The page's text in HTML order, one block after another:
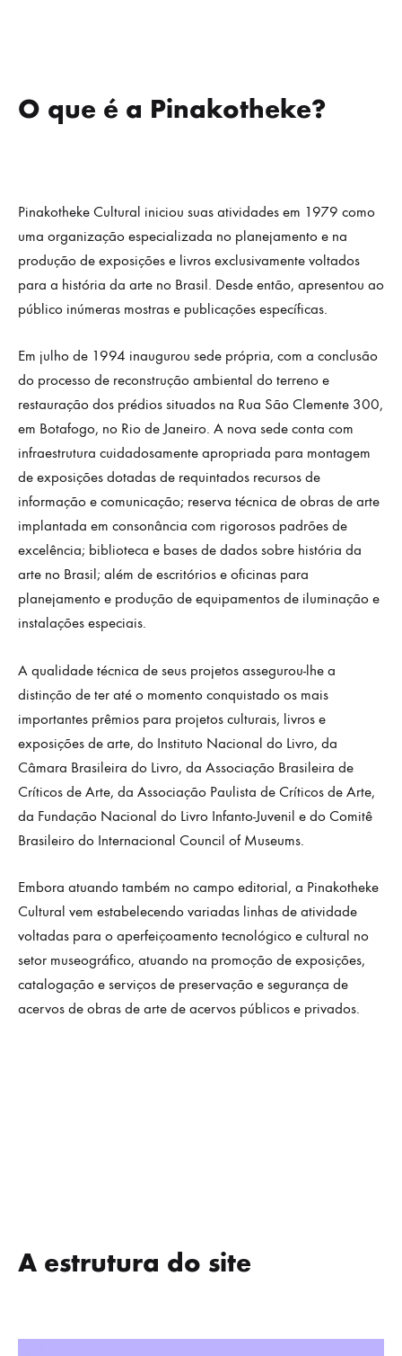
O que é a Pinakotheke?
Pinakotheke Cultural iniciou suas atividades em 1979 como
uma organização especializada no planejamento e na
produção de exposições e livros exclusivamente voltados
para a história da arte no Brasil. Desde então, apresentou ao
público inúmeras mostras e publicações específicas.
Em julho de 1994 inaugurou sede própria, com a conclusão
do processo de reconstrução ambiental do terreno e
restauração dos prédios situados na Rua São Clemente 300,
em Botafogo, no Rio de Janeiro. A nova sede conta com
infraestrutura cuidadosamente apropriada para montagem
de exposições dotadas de requintados recursos de
informação e comunicação; reserva técnica de obras de arte
implantada em consonância com rigorosos padrões de
excelência; biblioteca e bases de dados sobre história da
arte no Brasil; além de escritórios e oficinas para
planejamento e produção de equipamentos de iluminação e
instalações especiais.
A qualidade técnica de seus projetos assegurou-lhe a
distinção de ter até o momento conquistado os mais
importantes prêmios para projetos culturais, livros e
exposições de arte, do Instituto Nacional do Livro, da
Câmara Brasileira do Livro, da Associação Brasileira de
Críticos de Arte, da Associação Paulista de Críticos de Arte,
da Fundação Nacional do Livro Infanto-Juvenil e do Comitê
Brasileiro do Internacional Council of Museums.
Embora atuando também no campo editorial, a Pinakotheke
Cultural vem estabelecendo variadas linhas de atividade
voltadas para o aperfeiçoamento tecnológico e cultural no
setor museográfico, atuando na promoção de exposições,
catalogação e serviços de preservação e segurança de
acervos de obras de arte de acervos públicos e privados.
A estrutura do site